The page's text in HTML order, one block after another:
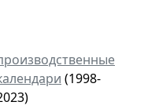
(1998-